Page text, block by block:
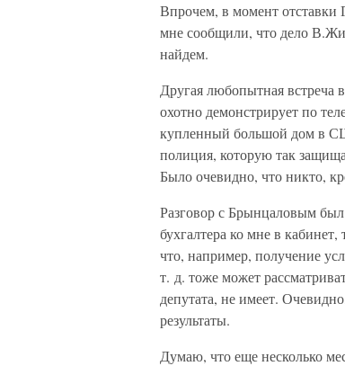
Впрочем, в момент отставки
мне сообщили, что дело
найдем.
Другая любопытная встреча
охотно демонстрирует по
купленный большой дом в
полиция, которую так
Было очевидно, что никто,
Разговор с Брынцаловым
бухгалтера ко мне в
что, например, получение
т. д. тоже может
депутата, не имеет.
результаты.
Думаю, что еще несколько